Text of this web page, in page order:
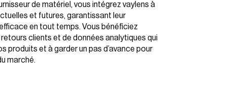
de matériel, vous intégrez vaylens à
et futures, garantissant leur
en tout temps. Vous bénéficiez
clients et de données analytiques qui
produits et à garder un pas d’avance pour
marché.